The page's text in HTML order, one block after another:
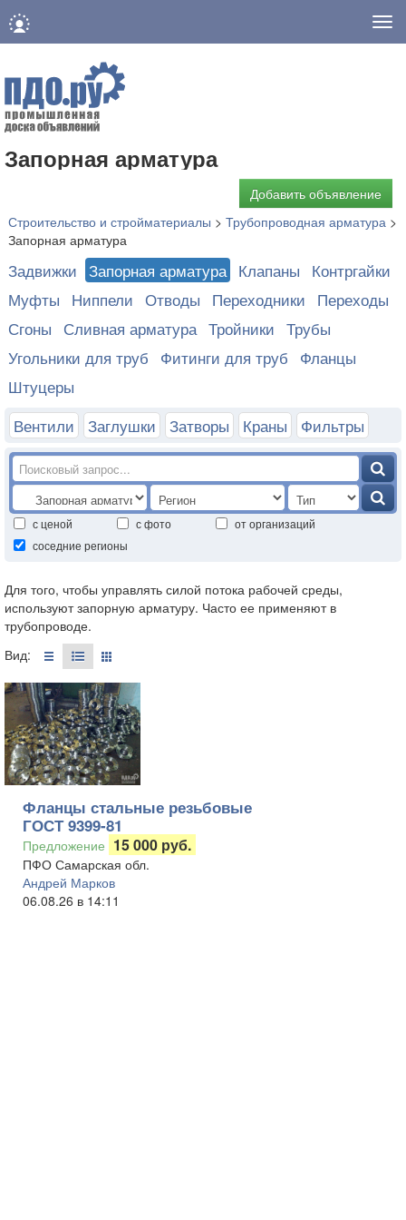
Запорная арматура
Добавить объявление
Строительство и стройматериалы > Трубопроводная арматура >
Запорная арматура
Задвижки Запорная арматура Клапаны Контргайки
Муфты Ниппели Отводы Переходники Переходы
Сгоны Сливная арматура Тройники Трубы
Угольники для труб Фитинги для труб Фланцы
Штуцеры
Вентили
Заглушки Затворы Краны Фильтры
с ценой с фото
от организаций
соседние регионы
Для того, чтобы управлять силой потока рабочей среды,
используют запорную арматуру. Часто ее применяют в
трубопроводе.
Вид:
Фланцы стальные резьбовые
ГОСТ 9399-81
Предложение 15 000 руб.
ПФО Самарская обл.
Андрей Марков
06.08.26 в 14:11